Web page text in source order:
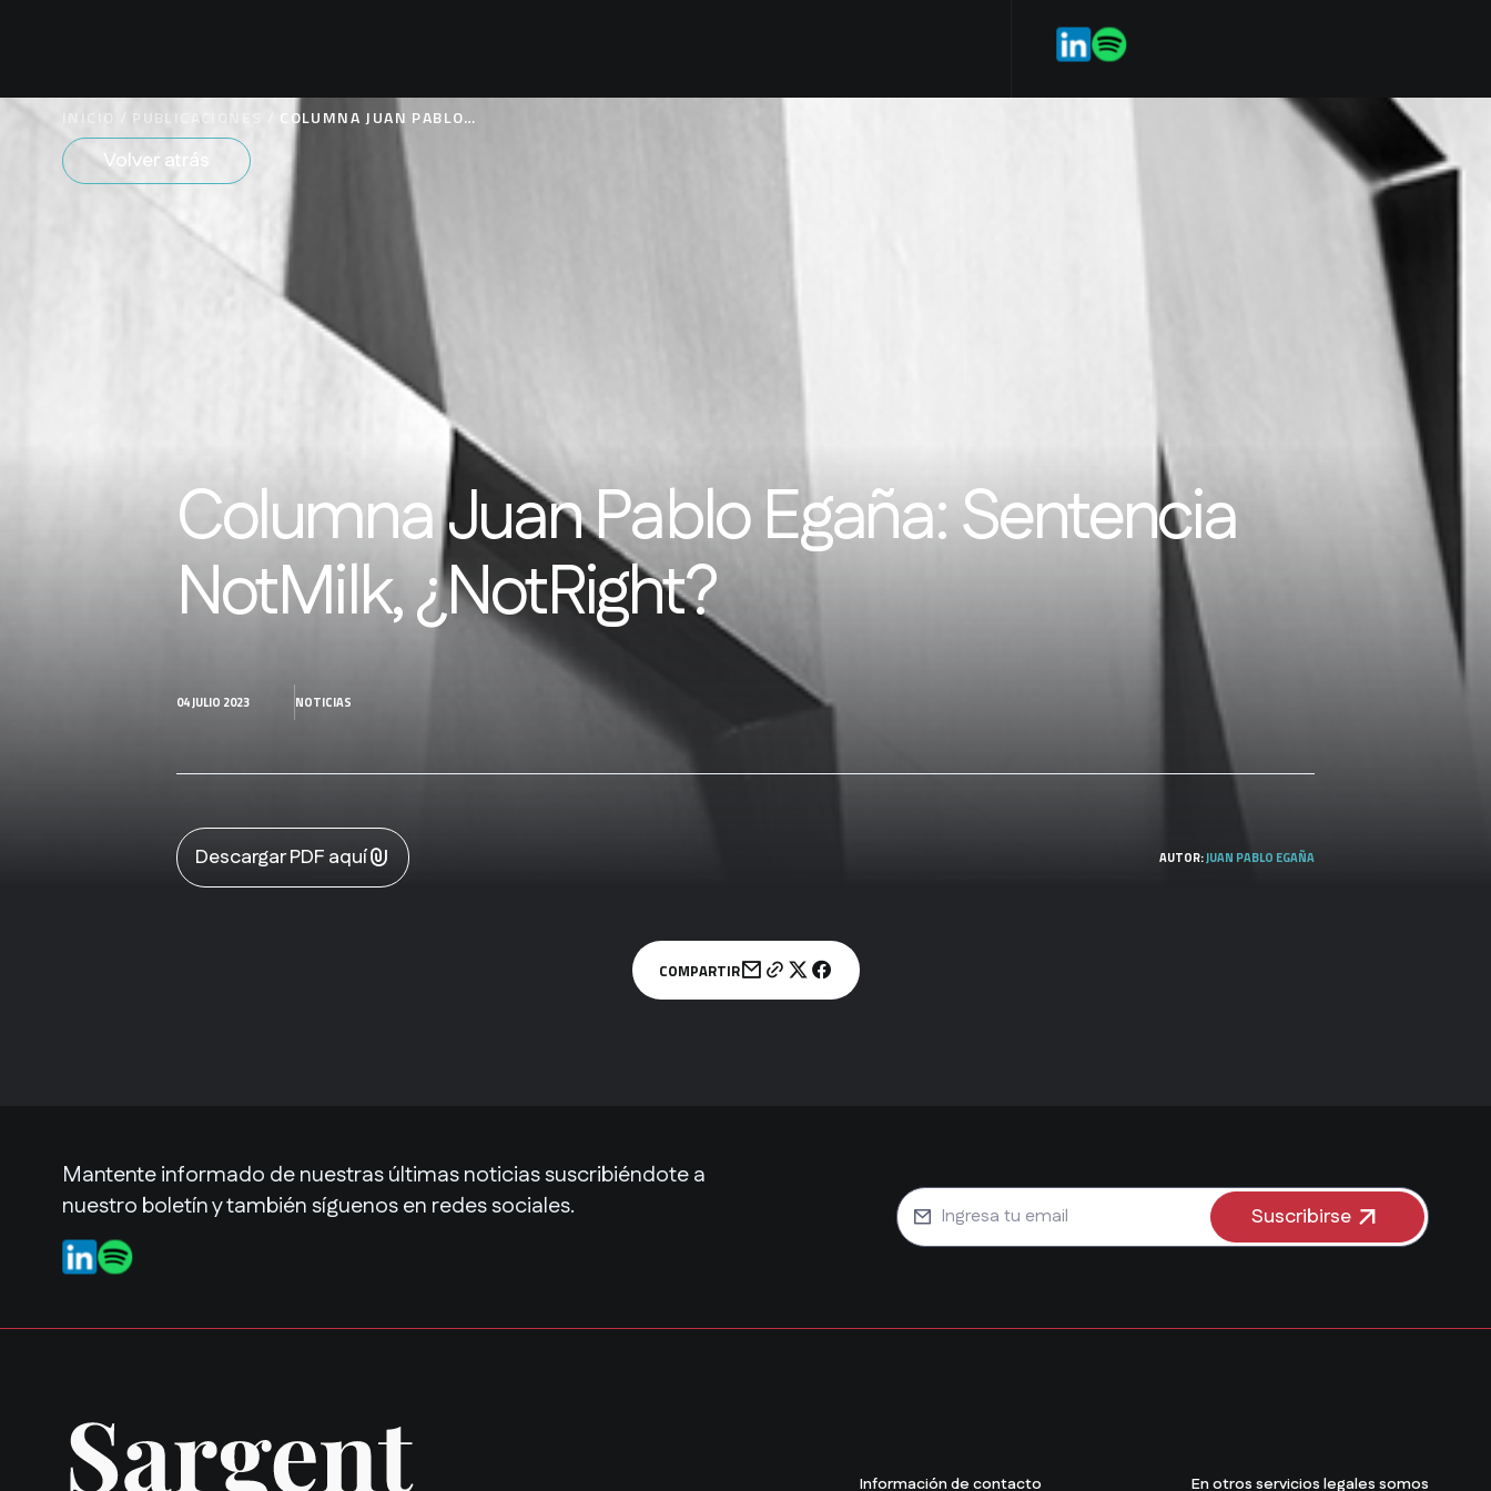
Servicios en línea
INICIO PUBLICACIONES
COLUMNA JUAN PABLO
EGAÑA: SENTENCIA
NOTMILK, ¿NOTRIGHT?
Volver atrás
Columna Juan Pablo Egaña: Sentencia
NotMilk, ¿NotRight?
04 JULIO 2023 NOTICIAS
Descargar PDF aquí AUTOR:JUAN PABLO EGAÑA
COMPARTIR
Mantente informado de nuestras últimas noticias suscribiéndote a
nuestro boletín y también síguenos en redes sociales.
Suscribirse
Información de contacto En otros servicios legales somos